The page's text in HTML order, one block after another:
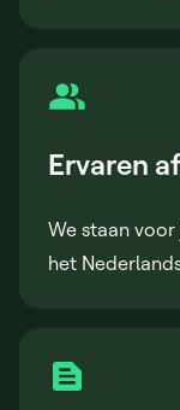
Ervaren
We staan
het